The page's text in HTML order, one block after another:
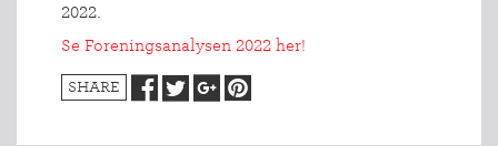
2022.
Se Foreningsanalysen 2022 her!
SHARE